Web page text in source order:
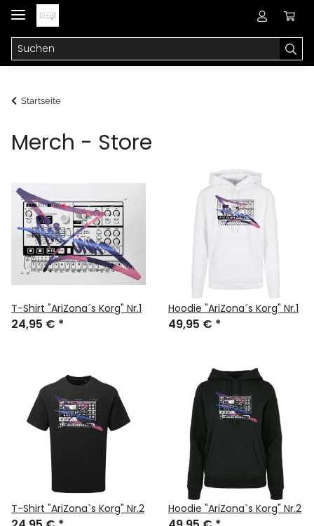
Startseite
Merch - Store
T-Shirt "AriZona´s Korg" Nr.1
24,95 € *
Hoodie "AriZona´s Korg" Nr.1
49,95 € *
T-Shirt "AriZona`s Korg" Nr.2 Hoodie "AriZona`s Korg" Nr.2